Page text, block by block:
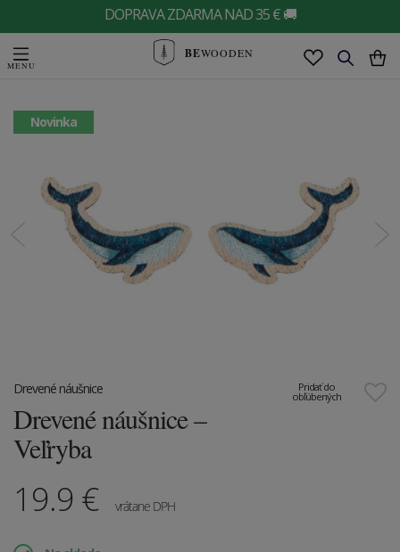
DOPRAVA ZDARMA NAD 35 € 🚚
BEWOODEN
Novinka
Pridať do
obľúbených
Drevené náušnice
Drevené náušnice –
Veľryba
19.9 € vrátane DPH